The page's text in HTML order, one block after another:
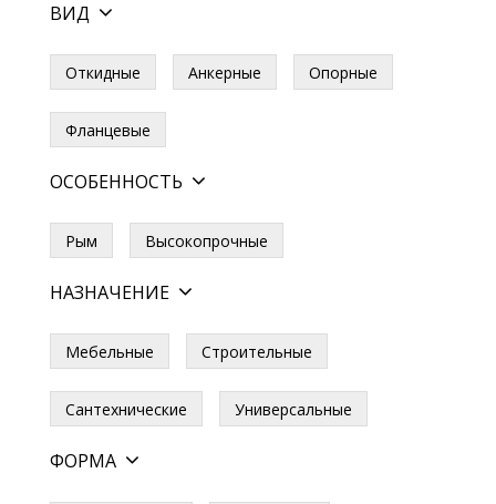
ВИД
Откидные Анкерные Опорные
Фланцевые
ОСОБЕННОСТЬ
Рым Высокопрочные
НАЗНАЧЕНИЕ
Мебельные Строительные
Сантехнические Универсальные
ФОРМА